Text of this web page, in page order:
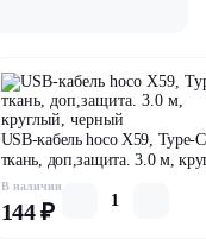
USB-кабель hoco X59, Type-
ткань, доп,защита. 3.0 м,
черный
В наличии
144 ₽